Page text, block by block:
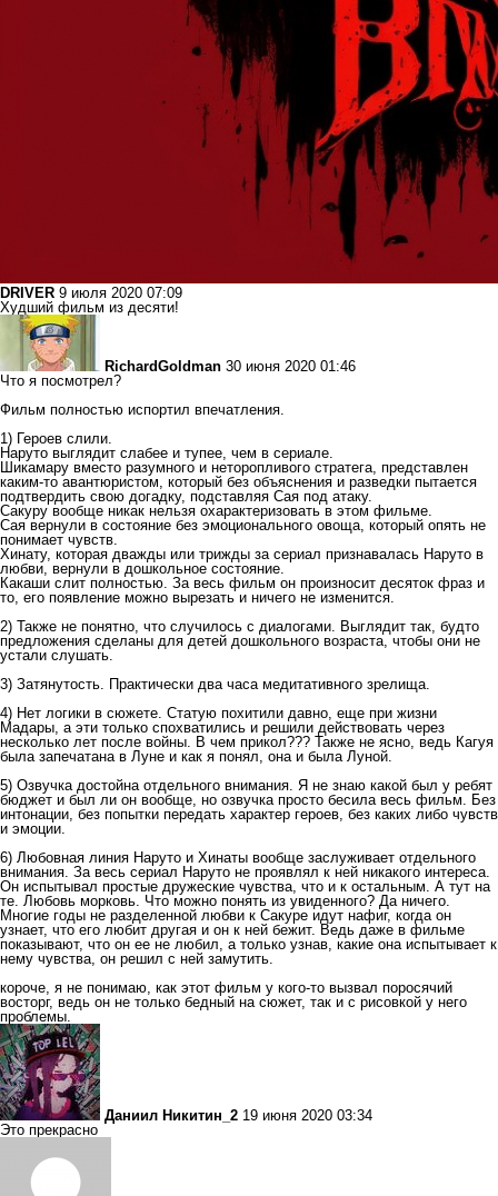
DRIVER 9 июля 2020 07:09
Худший фильм из десяти!
RichardGoldman 30 июня 2020 01:46
Что я посмотрел?
Фильм полностью испортил впечатления.
1) Героев слили.
Наруто выглядит слабее и тупее, чем в сериале.
Шикамару вместо разумного и неторопливого стратега, представлен
каким-то авантюристом, который без объяснения и разведки пытается
подтвердить свою догадку, подставляя Сая под атаку.
Сакуру вообще никак нельзя охарактеризовать в этом фильме.
Сая вернули в состояние без эмоционального овоща, который опять не
понимает чувств.
Хинату, которая дважды или трижды за сериал признавалась Наруто в
любви, вернули в дошкольное состояние.
Какаши слит полностью. За весь фильм он произносит десяток фраз и
то, его появление можно вырезать и ничего не изменится.
2) Также не понятно, что случилось с диалогами. Выглядит так, будто
предложения сделаны для детей дошкольного возраста, чтобы они не
устали слушать.
3) Затянутость. Практически два часа медитативного зрелища.
4) Нет логики в сюжете. Статую похитили давно, еще при жизни
Мадары, а эти только спохватились и решили действовать через
несколько лет после войны. В чем прикол??? Также не ясно, ведь Кагуя
была запечатана в Луне и как я понял, она и была Луной.
5) Озвучка достойна отдельного внимания. Я не знаю какой был у ребят
бюджет и был ли он вообще, но озвучка просто бесила весь фильм. Без
интонации, без попытки передать характер героев, без каких либо чувств
и эмоции.
6) Любовная линия Наруто и Хинаты вообще заслуживает отдельного
внимания. За весь сериал Наруто не проявлял к ней никакого интереса.
Он испытывал простые дружеские чувства, что и к остальным. А тут на
те. Любовь морковь. Что можно понять из увиденного? Да ничего.
Многие годы не разделенной любви к Сакуре идут нафиг, когда он
узнает, что его любит другая и он к ней бежит. Ведь даже в фильме
показывают, что он ее не любил, а только узнав, какие она испытывает к
нему чувства, он решил с ней замутить.
короче, я не понимаю, как этот фильм у кого-то вызвал поросячий
восторг, ведь он не только бедный на сюжет, так и с рисовкой у него
проблемы.
Даниил Никитин_2 19 июня 2020 03:34
Это прекрасно